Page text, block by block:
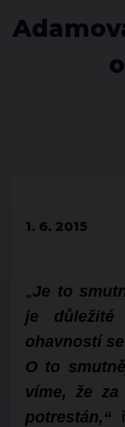
1. 6. 2015
„Je to
je důležité
ohavností
O to
víme, že
potrestán,“